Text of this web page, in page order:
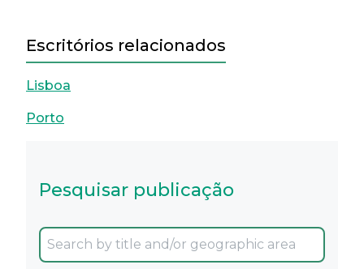
Escritórios relacionados
Lisboa
Porto
Pesquisar publicação